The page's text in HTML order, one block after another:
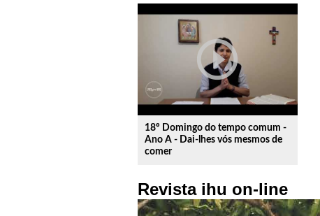
play_circle_outline
18º Domingo do tempo comum -
Ano A - Dai-lhes vós mesmos de
comer
Revista ihu on-line